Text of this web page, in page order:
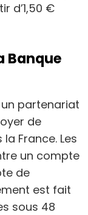
d’1,50 €
Banque
partenariat
de
France. Les
un compte
de
est fait
sous 48